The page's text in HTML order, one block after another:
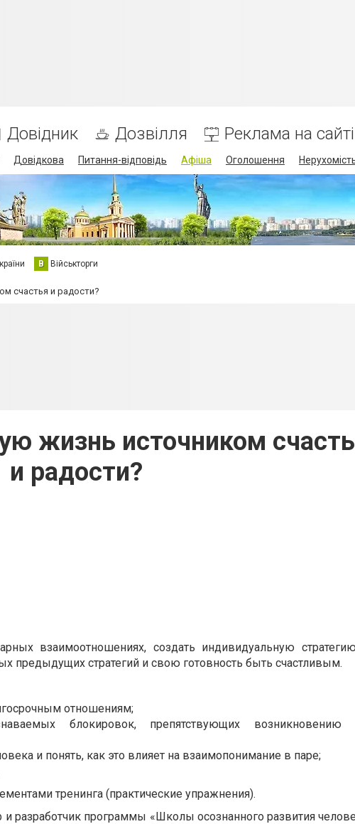
Довідник Дозвілля Реклама на сайті
Довідкова Питання-відповідь Афіша Оголошення
В Військторги
счастья и радости?
жизнь источником
и радости?
взаимоотношениях, создать индивидуальную
предыдущих стратегий и свою готовность быть счастливым.
отношениям;
блокировок, препятствующих возникновению
и понять, как это влияет на взаимопонимание в паре;
тренинга (практические упражнения).
и разработчик программы «Школы осознанного развития